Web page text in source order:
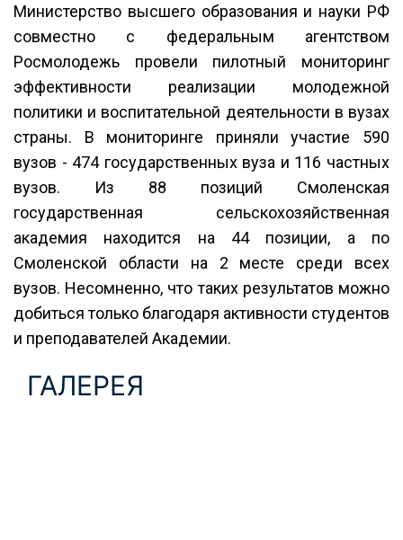
Министерство высшего образования и науки РФ
совместно с федеральным агентством
Росмолодежь провели пилотный мониторинг
эффективности реализации молодежной
политики и воспитательной деятельности в вузах
страны. В мониторинге приняли участие 590
вузов - 474 государственных вуза и 116 частных
вузов. Из 88 позиций Смоленская
государственная сельскохозяйственная
академия находится на 44 позиции, а по
Смоленской области на 2 месте среди всех
вузов. Несомненно, что таких результатов можно
добиться только благодаря активности студентов
и преподавателей Академии.
ГАЛЕРЕЯ